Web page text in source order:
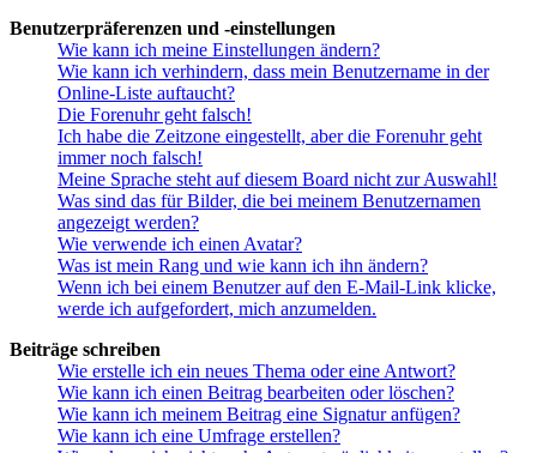
Benutzerpräferenzen und -einstellungen
Wie kann ich meine Einstellungen ändern?
Wie kann ich verhindern, dass mein Benutzername in der
Online-Liste auftaucht?
Die Forenuhr geht falsch!
Ich habe die Zeitzone eingestellt, aber die Forenuhr geht
immer noch falsch!
Meine Sprache steht auf diesem Board nicht zur Auswahl!
Was sind das für Bilder, die bei meinem Benutzernamen
angezeigt werden?
Wie verwende ich einen Avatar?
Was ist mein Rang und wie kann ich ihn ändern?
Wenn ich bei einem Benutzer auf den E-Mail-Link klicke,
werde ich aufgefordert, mich anzumelden.
Beiträge schreiben
Wie erstelle ich ein neues Thema oder eine Antwort?
Wie kann ich einen Beitrag bearbeiten oder löschen?
Wie kann ich meinem Beitrag eine Signatur anfügen?
Wie kann ich eine Umfrage erstellen?